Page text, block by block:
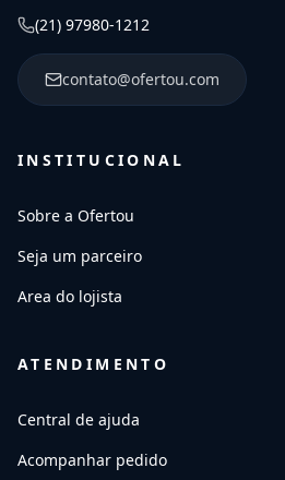
(21) 97980-1212
contato@ofertou.com
INSTITUCIONAL
Sobre a Ofertou
Seja um parceiro
Area do lojista
ATENDIMENTO
Central de ajuda
Acompanhar pedido